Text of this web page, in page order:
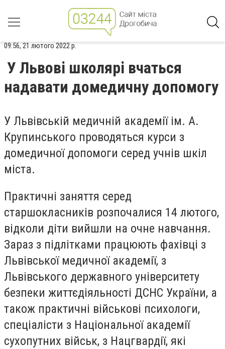
09:56, 21 лютого 2022 р.
У Львові школярі вчаться
надавати домедичну допомогу
У Львівській медичній академії ім. А.
Крупинського проводяться курси з
домедичної допомоги серед учнів шкіл
міста.
Практичні заняття серед
старшокласників розпочалися 14 лютого,
відколи діти вийшли на очне навчання.
Зараз з підлітками працюють фахівці з
Львівської медичної академії, з
Львівського державного університету
безпеки життєдіяльності ДСНС України, а
також практичні військові психологи,
спеціалісти з Національної академії
сухопутних військ, з Нацгвардії, які